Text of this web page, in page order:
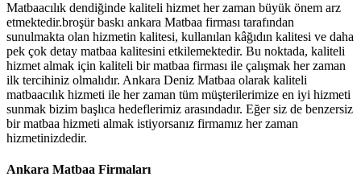
Matbaacılık dendiğinde kaliteli hizmet her zaman büyük önem arz
etmektedir.broşür baskı ankara Matbaa firması tarafından
sunulmakta olan hizmetin kalitesi, kullanılan kâğıdın kalitesi ve daha
pek çok detay matbaa kalitesini etkilemektedir. Bu noktada, kaliteli
hizmet almak için kaliteli bir matbaa firması ile çalışmak her zaman
ilk tercihiniz olmalıdır. Ankara Deniz Matbaa olarak kaliteli
matbaacılık hizmeti ile her zaman tüm müşterilerimize en iyi hizmeti
sunmak bizim başlıca hedeflerimiz arasındadır. Eğer siz de benzersiz
bir matbaa hizmeti almak istiyorsanız firmamız her zaman
hizmetinizdedir.
Ankara Matbaa Firmaları